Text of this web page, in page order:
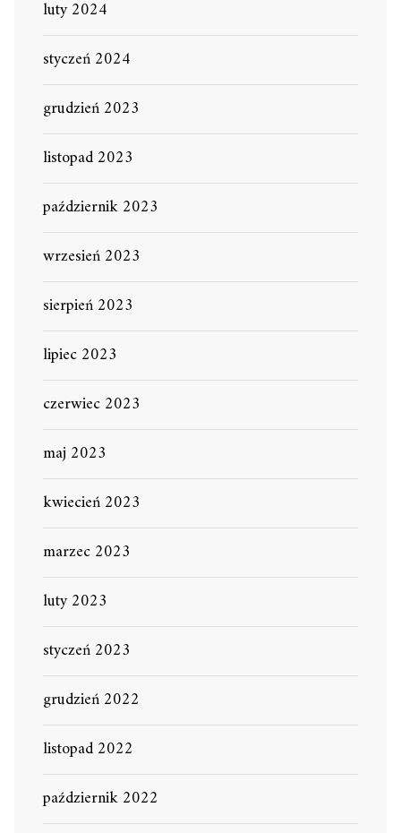
luty 2024
styczeń 2024
grudzień 2023
listopad 2023
październik 2023
wrzesień 2023
sierpień 2023
lipiec 2023
czerwiec 2023
maj 2023
kwiecień 2023
marzec 2023
luty 2023
styczeń 2023
grudzień 2022
listopad 2022
październik 2022